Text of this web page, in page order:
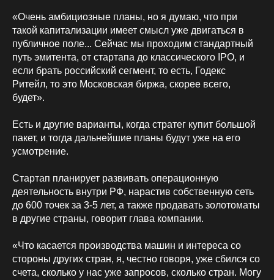
«Очень амбициозные планы, но я думаю, что при
такой капитализации имеет смысл уже двигаться в
публичное поле... Сейчас мы проходим стандартный
путь эмитента, от стартапа до классического IPO, и
если брать российский сегмент, то есть, Годекс
Ритейл, то это Московская биржа, скорее всего,
будет».
Есть и другие варианты, когда стратег купит большой
пакет, и тогда дальнейшие планы будут уже на его
усмотрение.
Стартап планирует развивать операционную
деятельность внутри РФ, нарастив собственную сеть
до 600 точек за 3-5 лет, а также продавать золотоматы
в другие страны, говорит глава компании.
«Что касается производства машин и интереса со
стороны других стран, я, честно говоря, уже сбился со
счета, сколько у нас уже запросов, сколько стран. Могу